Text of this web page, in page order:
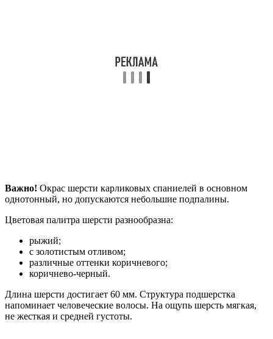
Важно! Окрас шерсти карликовых спаниелей в основном
однотонный, но допускаются небольшие подпалины.
Цветовая палитра шерсти разнообразна:
рыжий;
с золотистым отливом;
различные оттенки коричневого;
коричнево-черный.
Длина шерсти достигает 60 мм. Структура подшерстка
напоминает человеческие волосы. На ощупь шерсть мягкая,
не жесткая и средней густоты.